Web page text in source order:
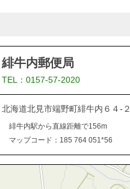
緋牛内郵便局
TEL：0157-57-2020
北海道北見市端野町緋牛内６４-２
緋牛内駅から直線距離で156m
マップコード：185 764 051*56